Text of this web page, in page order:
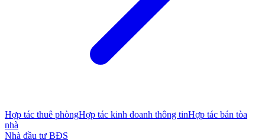
Hợp tác thuê phòngHợp tác kinh doanh thông tinHợp tác bán tòa
nhà
Nhà đầu tư BĐS